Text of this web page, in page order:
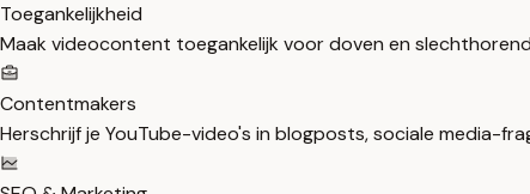
Toegankelijkheid
Maak videocontent toegankelijk voor doven en
Contentmakers
Herschrijf je YouTube-video's in blogposts, sociale media-